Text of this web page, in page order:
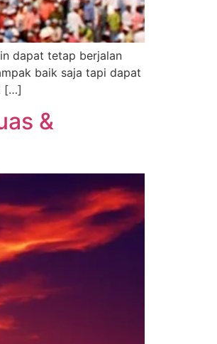
dapat tetap berjalan
baik saja tapi dapat
[…]
&